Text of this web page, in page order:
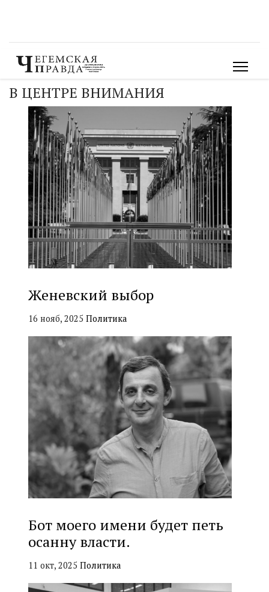
В ЦЕНТРЕ ВНИМАНИЯ
Женевский выбор
16 нояб, 2025 Политика
Бот моего имени будет петь
осанну власти.
11 окт, 2025 Политика